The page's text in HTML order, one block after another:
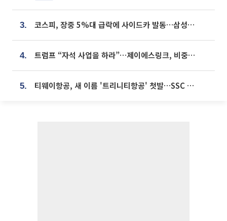
3. 코스피, 장중 5%대 급락에 사이드카 발동…삼성·SK 동반 폭락
4. 트럼프 “자석 사업을 하라”…제이에스링크, 비중국 영구자석 공급망 구축 속도
5. 티웨이항공, 새 이름 '트리니티항공' 첫발…SSC 전략 본격화